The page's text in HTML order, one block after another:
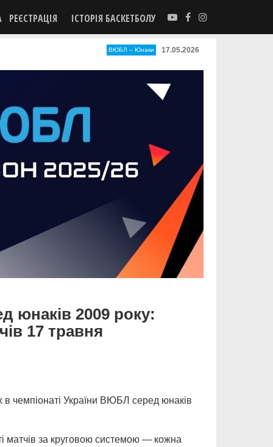
РЕЄСТРАЦІЯ ІСТОРІЯ БАСКЕТБОЛУ
ВЮБЛ – Юнаки 17.05.2026
юнаків 2009 року:
17 травня
в чемпіонаті України ВЮБЛ серед юнаків
матчів за круговою системою — кожна